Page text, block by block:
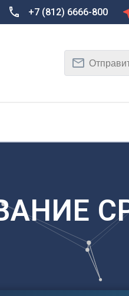
Дону
Уфа
Х
Ч
+7 (812) 6666-800